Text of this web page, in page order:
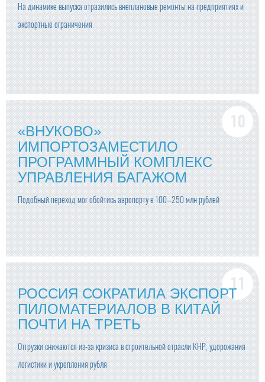
На динамике выпуска отразились внеплановые ремонты на предприятиях и
экспортные ограничения
«ВНУКОВО»
ИМПОРТОЗАМЕСТИЛО
ПРОГРАММНЫЙ КОМПЛЕКС
УПРАВЛЕНИЯ БАГАЖОМ
Подобный переход мог обойтись аэропорту в 100–250 млн рублей
РОССИЯ СОКРАТИЛА ЭКСПОРТ
ПИЛОМАТЕРИАЛОВ В КИТАЙ
ПОЧТИ НА ТРЕТЬ
Отгрузки снижаются из-за кризиса в строительной отрасли КНР, удорожания
логистики и укрепления рубля